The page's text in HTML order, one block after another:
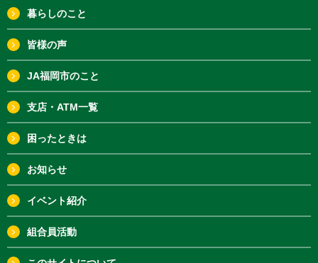
暮らしのこと
皆様の声
JA福岡市のこと
支店・ATM一覧
困ったときは
お知らせ
イベント紹介
組合員活動